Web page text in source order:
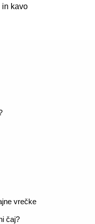
in kavo
vrečke
čaj?